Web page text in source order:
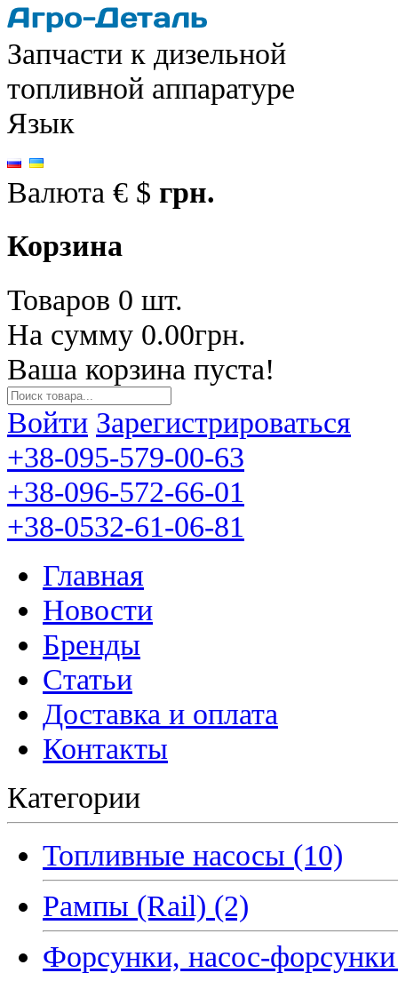
Запчасти к дизельной
топливной аппаратуре
Язык
Валюта € $ грн.
Корзина
Товаров 0 шт.
На сумму 0.00грн.
Ваша корзина пуста!
Войти Зарегистрироваться
+38-095-579-00-63
+38-096-572-66-01
+38-0532-61-06-81
Главная
Новости
Бренды
Статьи
Доставка и оплата
Контакты
Категории
Топливные насосы (10)
Рампы (Rail) (2)
Форсунки, насос-